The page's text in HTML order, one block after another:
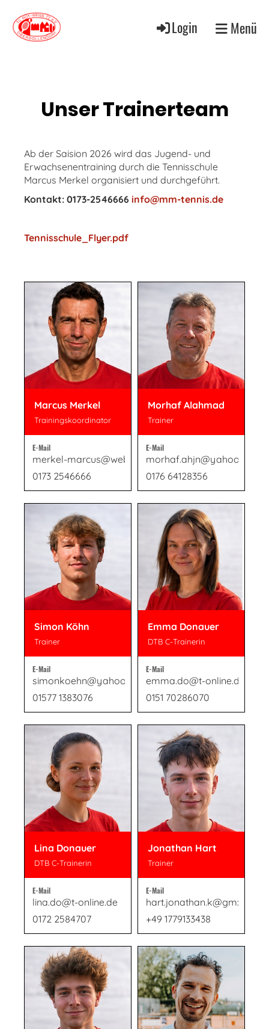
Login Menü
Unser Trainerteam
Ab der Saision 2026 wird das Jugend- und
Erwachsenentraining durch die Tennisschule
Marcus Merkel organisiert und durchgeführt.
Kontakt: 0173-2546666 info@mm-tennis.de
Tennisschule_Flyer.pdf
Marcus Merkel
Trainingskoordinator
E-Mail
merkel-marcus@web.de
0173 2546666
Morhaf Alahmad
Trainer
E-Mail
morhaf.ahjn@yahoo.com
0176 64128356
Simon Köhn
Trainer
E-Mail
simonkoehn@yahoo.de
01577 1383076
Emma Donauer
DTB C-Trainerin
E-Mail
emma.do@t-online.de
0151 70286070
Lina Donauer
DTB C-Trainerin
E-Mail
lina.do@t-online.de
0172 2584707
Jonathan Hart
Trainer
E-Mail
hart.jonathan.k@gmx.de
+49 1779133438